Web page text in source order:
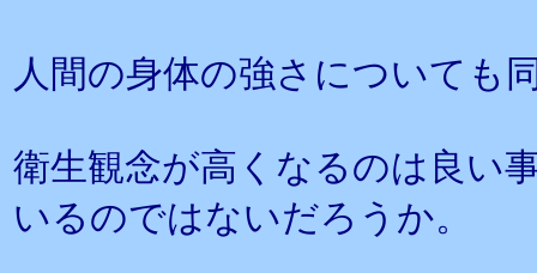
人間の身体の強さについても
衛生観念が高くなるのは良い
いるのではないだろうか。